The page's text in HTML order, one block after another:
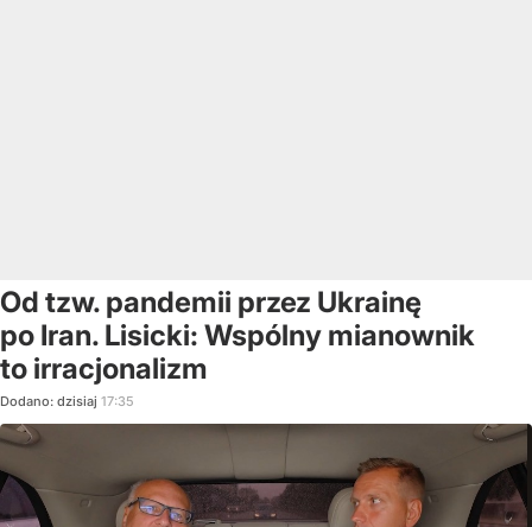
Od tzw. pandemii przez Ukrainę
po Iran. Lisicki: Wspólny mianownik
to irracjonalizm
Dodano: dzisiaj 17:35